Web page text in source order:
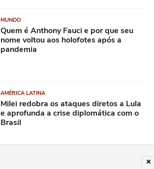
MUNDO
Quem é Anthony Fauci e por que seu
nome voltou aos holofotes após a
pandemia
AMÉRICA LATINA
Milei redobra os ataques diretos a Lula
e aprofunda a crise diplomática com o
Brasil